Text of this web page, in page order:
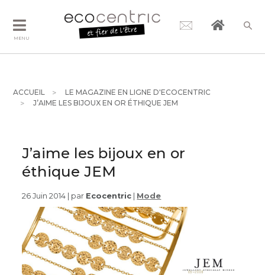
MENU
ACCUEIL
LE MAGAZINE EN LIGNE D'ECOCENTRIC
J’AIME LES BIJOUX EN OR ÉTHIQUE JEM
J’aime les bijoux en or
éthique JEM
26 Juin 2014 | par Ecocentric Mode